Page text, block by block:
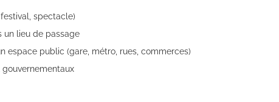
spectacle)
un lieu de passage
espace public (gare, métro, rues, commerces)